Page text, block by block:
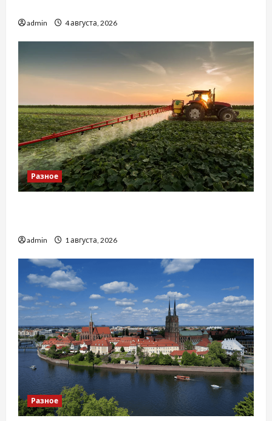
admin 4 августа, 2026
Разное
admin 1 августа, 2026
Разное